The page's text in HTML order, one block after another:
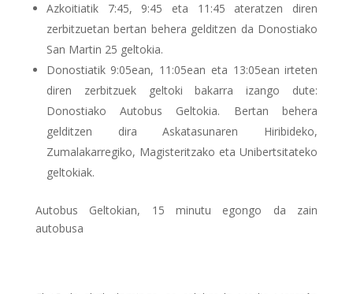
Azkoitiatik 7:45, 9:45 eta 11:45 ateratzen diren
zerbitzuetan bertan behera gelditzen da Donostiako
San Martin 25 geltokia.
Donostiatik 9:05ean, 11:05ean eta 13:05ean irteten
diren zerbitzuek geltoki bakarra izango dute:
Donostiako Autobus Geltokia. Bertan behera
gelditzen dira Askatasunaren Hiribideko,
Zumalakarregiko, Magisteritzako eta Unibertsitateko
geltokiak.
Autobus Geltokian, 15 minutu egongo da zain
autobusa